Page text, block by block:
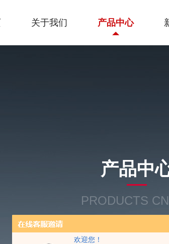
欢迎您！
关于我们 产品中心
产品中
PRODUCTS